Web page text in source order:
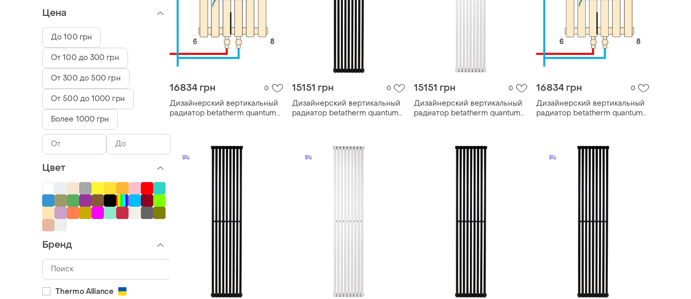
16834 грн 0
Дизайнерский вертикальный
радиатор betatherm quantum
15151 грн 0
Дизайнерский вертикальный
радиатор betatherm quantum
15151 грн 0
Дизайнерский вертикальный
радиатор betatherm quantum
16834 грн 0
Дизайнерский вертикальный
радиатор betatherm quantum
Цена
До 100 грн
От 100 до 300 грн
От 300 до 500 грн
От 500 до 1000 грн
Более 1000 грн
Цвет
Бренд
Thermo Alliance